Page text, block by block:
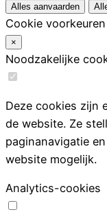
Alles aanvaarden
Cookie voorkeuren
×
Noodzakelijke
Deze cookies zijn
de website. Ze
paginanavigatie
website mogelijk.
Analytics-cookies